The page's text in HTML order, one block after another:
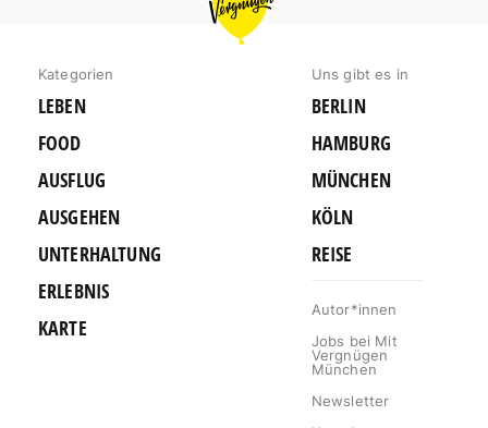
VERGNÜGEN
MÜNCHEN
Kategorien
LEBEN
FOOD
AUSFLUG
AUSGEHEN
UNTERHALTUNG
ERLEBNIS
KARTE
Uns gibt es in
BERLIN
HAMBURG
MÜNCHEN
KÖLN
REISE
Autor*innen
Jobs bei Mit
Vergnügen
München
Newsletter